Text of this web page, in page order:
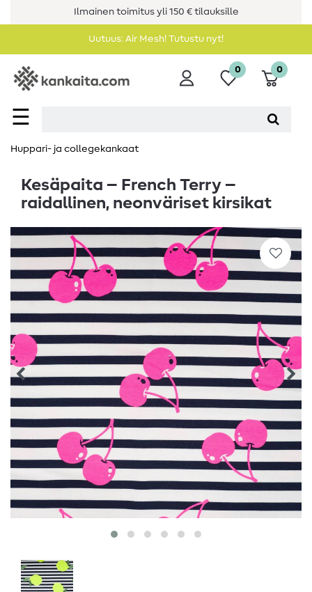
Ilmainen toimitus yli 150 € tilauksille
Uutuus: Air Mesh! Tutustu nyt!
☰
0 0
Huppari- ja collegekankaat
Kesäpaita – French Terry –
raidallinen, neonväriset kirsikat